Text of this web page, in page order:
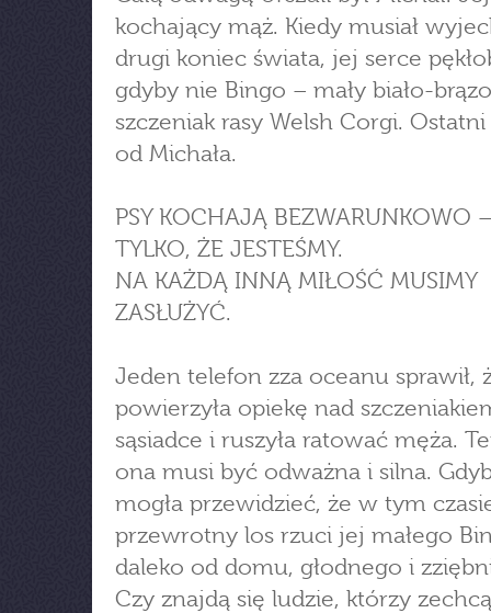
kochający mąż. Kiedy musiał
drugi koniec świata, jej serce
gdyby nie Bingo – mały biało-
szczeniak rasy Welsh Corgi.
od Michała.
PSY KOCHAJĄ BEZWARUNKOWO
TYLKO, ŻE JESTEŚMY.
NA KAŻDĄ INNĄ MIŁOŚĆ MUSIMY
ZASŁUŻYĆ.
Jeden telefon zza oceanu sprawił,
powierzyła opiekę nad
sąsiadce i ruszyła ratować męża.
ona musi być odważna i silna.
mogła przewidzieć, że w tym
przewrotny los rzuci jej małego
daleko od domu, głodnego i
Czy znajdą się ludzie, którzy